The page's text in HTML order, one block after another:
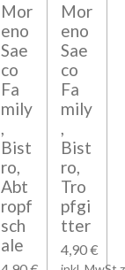
Mor
eno
Sae
co
Fa
mily
,
Bist
ro,
Abt
ropf
sch
ale
Mor
eno
Sae
co
Fa
mily
,
Bist
ro,
Tro
pfgi
tter
4,90 €